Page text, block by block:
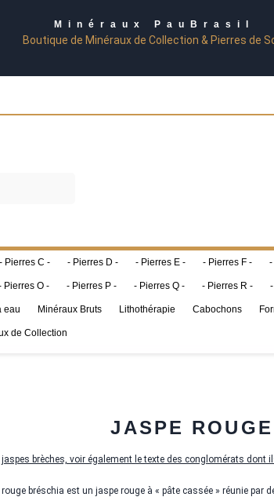
Minéraux PauBrasil
Boutique de Minéraux de Collection & Pierres de
- Pierres C - - Pierres D - - Pierres E - - Pierres F - -
Pierres O - - Pierres P - - Pierres Q - - Pierres R -
eau Minéraux Bruts Lithothérapie Cabochons
de Collection
JASPE
jaspes brèches, voir également le texte des conglomérats dont
rouge bréschia est un jaspe rouge à « pâte cassée » réunie